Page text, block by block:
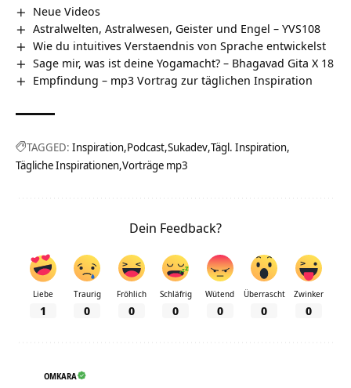
Neue Videos
Astralwelten, Astralwesen, Geister und Engel – YVS108
Wie du intuitives Verstaendnis von Sprache entwickelst
Sage mir, was ist deine Yogamacht? – Bhagavad Gita X 18
Empfindung – mp3 Vortrag zur täglichen Inspiration
TAGGED: Inspiration Podcast Sukadev Tägl. Inspiration
Tägliche Inspirationen Vorträge mp3
Dein Feedback?
Liebe
1
Traurig
0
Fröhlich
0
Schläfrig
0
Wütend
0
Überrascht
0
Zwinker
0
OMKARA